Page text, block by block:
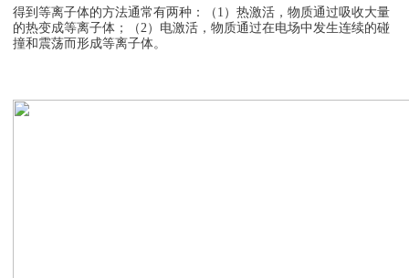
得到等离子体的方法通常有两种：（1）热激活，物质通过吸收大量
的热变成等离子体；（2）电激活，物质通过在电场中发生连续的碰
撞和震荡而形成等离子体。